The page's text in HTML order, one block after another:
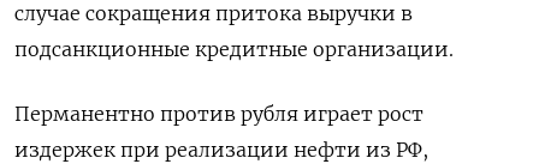
случае сокращения притока выручки в
подсанкционные кредитные организации.
Перманентно против рубля играет рост
издержек при реализации нефти из РФ,